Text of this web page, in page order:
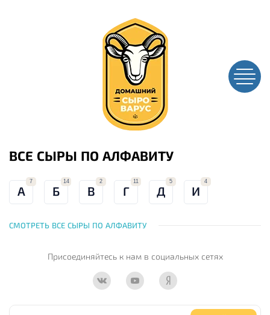
ВСЕ СЫРЫ ПО АЛФАВИТУ
А
7
Б
14
В
2
Г
11
Д
5
И
4
СМОТРЕТЬ ВСЕ СЫРЫ ПО АЛФАВИТУ
Присоединяйтесь к намв социальных сетях